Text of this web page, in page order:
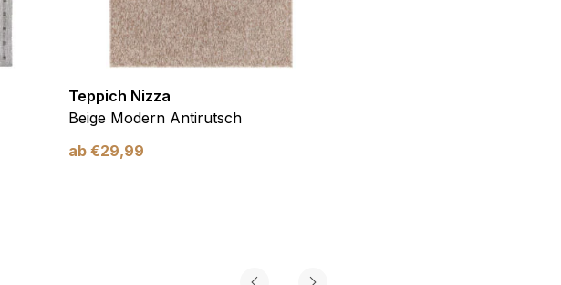
Teppich Nizza
Beige Modern Antirutsch
ab €29,99